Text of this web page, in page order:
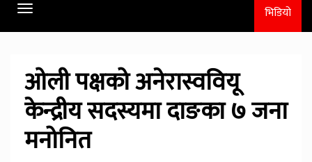
Toggle
navigation
भिडियो
ओली पक्षको अनेरास्ववियू
केन्द्रीय सदस्यमा दाङका ७ जना
मनोनित